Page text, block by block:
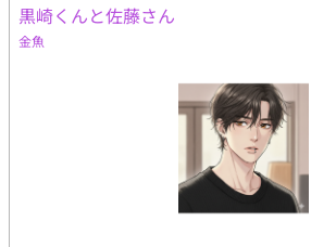
黒崎くんと佐藤さん
金魚